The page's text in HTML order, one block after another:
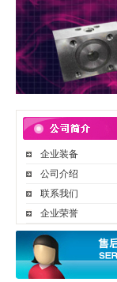
企业装备
公司介绍
联系我们
企业荣誉